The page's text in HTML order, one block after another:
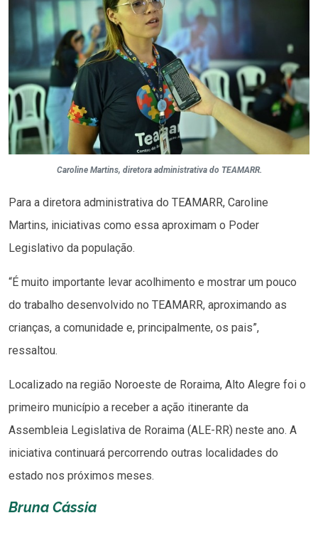
Caroline Martins, diretora administrativa do TEAMARR.
Para a diretora administrativa do TEAMARR, Caroline
Martins, iniciativas como essa aproximam o Poder
Legislativo da população.
“É muito importante levar acolhimento e mostrar um pouco
do trabalho desenvolvido no TEAMARR, aproximando as
crianças, a comunidade e, principalmente, os pais”,
ressaltou.
Localizado na região Noroeste de Roraima, Alto Alegre foi o
primeiro município a receber a ação itinerante da
Assembleia Legislativa de Roraima (ALE-RR) neste ano. A
iniciativa continuará percorrendo outras localidades do
estado nos próximos meses.
Bruna Cássia